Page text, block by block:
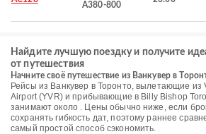
A380-800
Найдите лучшую поездку и получите
от путешествия
Начните своё путешествие из Ванкувер в
Рейсы из Ванкувер в Торонто, вылетающие из
Airport (YVR) и прибывающие в Billy Bishop
занимают около . Цены обычно ниже, если
сохранять гибкость дат, поэтому раннее
самый простой способ сэкономить.